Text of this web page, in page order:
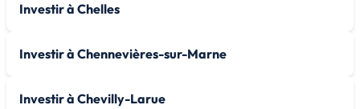
Investir à Chelles
Investir à Chennevières-sur-Marne
Investir à Chevilly-Larue